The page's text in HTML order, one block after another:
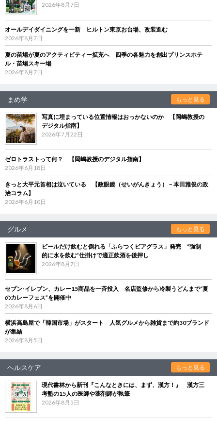
2026年8月7日
オールデイダイニングを一新 ヒルトン東京お台場、改装進む
2026年8月7日
夏の苗場が夏のアクティビティー拡充へ 四季の各魅力を創出プリンスホテ
ル・苗場スキー場
2026年8月7日
まめ学 もっと見る
写真に埋まっている位置情報はおっかないのか 【岡嶋教授の
デジタル指南】
2026年7月22日
ゼロトラストって何？ 【岡嶋教授のデジタル指南】
2026年6月18日
きっと大平元首相は泣いている 【政眼鏡（せいがんきょう）－本田雅俊の政
治コラム】
2026年6月10日
グルメ もっと見る
ビールだけ飲むと倒れる「ふらつくビアグラス」発売 “強制
的に水を飲む”仕掛けで適正飲酒を後押し
2026年8月7日
セブン‐イレブン、カレー15商品を一斉投入 名店監修から冷製うどんまで“夏
のカレーフェス”を開催中
2026年8月6日
横浜高島屋で「韓国市場」がスタート 人気グルメから雑貨まで約30ブランド
が集結
2026年8月5日
ヘルスケア もっと見る
現代書林から新刊『こんなときには、まず、漢方！』 漢方三
考塾の15人の医師や薬剤師が執筆
2026年8月5日